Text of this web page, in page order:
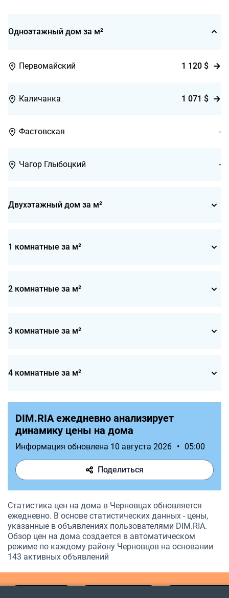
Одноэтажный дом за м²
Первомайский 1 120 $
Каличанка 1 071 $
Фастовская -
Чагор Глыбоцкий -
Двухэтажный дом за м²
1 комнатные за м²
2 комнатные за м²
3 комнатные за м²
4 комнатные за м²
DIM.RIA ежедневно анализирует
динамику цены на дома
Информация обновлена 10 августа 2026 • 05:00
Поделиться
Статистика цен на дома в Черновцах обновляется
ежедневно. В основе статистических данных - цены,
указанные в объявлениях пользователями DIM.RIA.
Обзор цен на дома создается в автоматическом
режиме по каждому району Черновцов на основании
143 активных объявлений